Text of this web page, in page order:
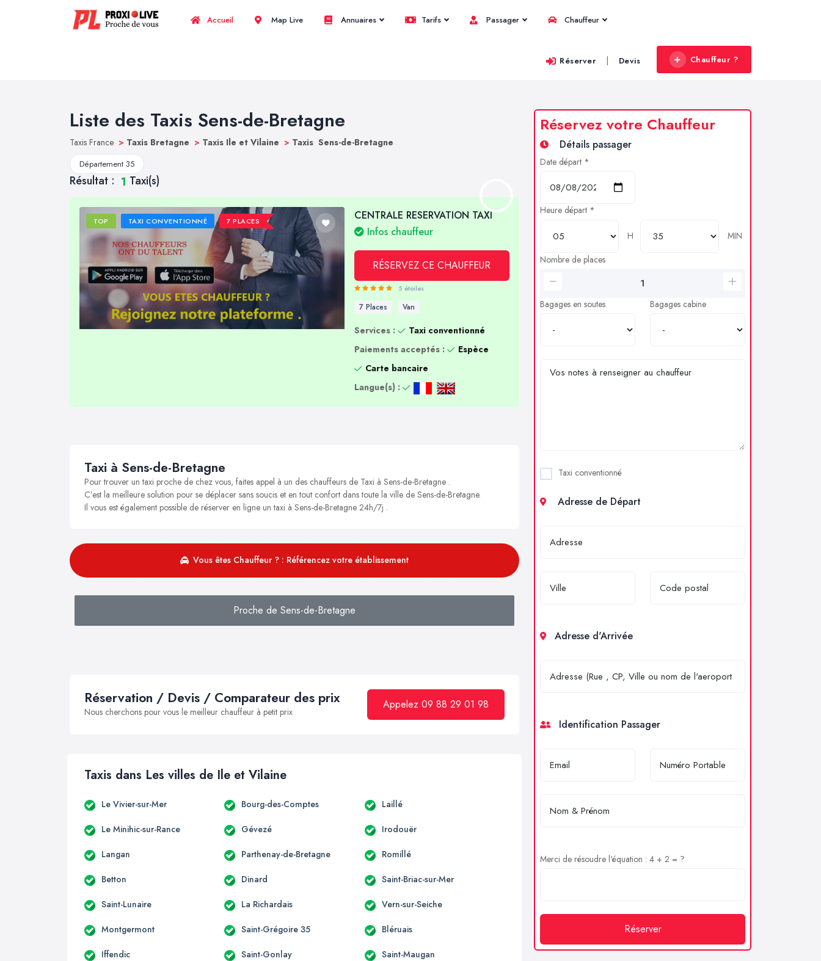
Accueil Map Live Annuaires Tarifs Passager Chauffeur
Réserver | Devis Chauffeur ?
Liste des Taxis Sens-de-Bretagne
Taxis France > Taxis Bretagne > Taxis Ile et Vilaine > Taxis Sens-de-Bretagne
Département 35
Résultat : 1 Taxi(s)
TOP TAXI CONVENTIONNÉ 7 PLACES
CENTRALE RESERVATION TAXI
Infos chauffeur
RÉSERVEZ CE CHAUFFEUR
5 étoiles
7 Places Van
Services :
Taxi conventionné
Paiements acceptés :
Espèce
Carte bancaire
Langue(s) :
Taxi à Sens-de-Bretagne
Pour trouver un taxi proche de chez vous, faites appel à un des chauffeurs de Taxi à Sens-de-Bretagne .
C’est la meilleure solution pour se déplacer sans soucis et en tout confort dans toute la ville de Sens-de-Bretagne.
Il vous est également possible de réserver en ligne un taxi à Sens-de-Bretagne 24h/7j .
Vous êtes Chauffeur ? : Référencez votre établissement
Proche de Sens-de-Bretagne
Réservation / Devis / Comparateur des prix
Nous cherchons pour vous le meilleur chauffeur à petit prix
Appelez 09 88 29 01 98
Taxis dans Les villes de Ile et Vilaine
Le Vivier-sur-Mer Bourg-des-Comptes Laillé
Le Minihic-sur-Rance Gévezé Irodouër
Langan Parthenay-de-Bretagne Romillé
Betton Dinard Saint-Briac-sur-Mer
Saint-Lunaire La Richardais Vern-sur-Seiche
Montgermont Saint-Grégoire 35 Bléruais
Iffendic Saint-Gonlay Saint-Maugan
Réservez votre Chauffeur
Détails passager
Date départ *
Heure départ *
H
MIN
Nombre de places
Bagages en soutes Bagages cabine
Taxi conventionné
Adresse de Départ
Adresse d'Arrivée
Identification Passager
Merci de résoudre l'équation : 4 + 2 = ?
Réserver